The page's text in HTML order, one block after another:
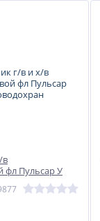
в
фл Пульсар У